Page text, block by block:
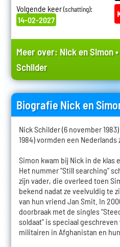
Volgende keer(schatting):
14-02-2027
Meer over: Nick en Simon•
Schilder
Biografie Nick en
Nick Schilder (6 november
1984) vormden een Nederlands
Simon kwam bij Nick in de klas
Het nummer "Still searching"
zijn vader, die overleed toen
bekend nadat ze veelvuldig te
van hun vriend Jan Smit. In
doorbraak met de singles
soldaat" is speciaal
militairen in Afghanistan en